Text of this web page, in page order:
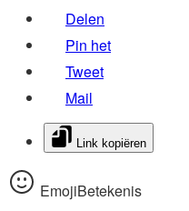
Delen
Pin het
Tweet
Mail
Link kopiëren
EmojiBetekenis